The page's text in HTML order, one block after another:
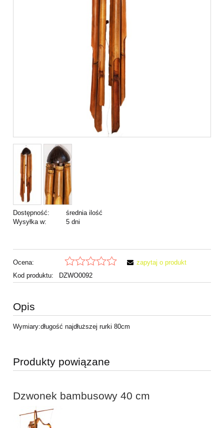
Dostępność:
średnia ilość
Wysyłka w:
5 dni
Ocena:
Kod produktu:
DZWO0092
zapytaj o produkt
Opis
Wymiary:długość najdłuższej rurki 80cm
Produkty powiązane
Dzwonek bambusowy 40 cm